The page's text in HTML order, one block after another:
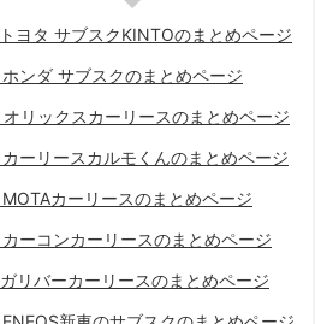
トヨタ サブスクKINTOのまとめページ
ホンダ サブスクのまとめページ
オリックスカーリースのまとめページ
カーリースカルモくんのまとめページ
MOTAカーリースのまとめページ
カーコンカーリースのまとめページ
ガリバーカーリースのまとめページ